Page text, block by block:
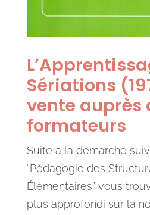
Sériations
vente auprès
formateurs
Suite à la démarche
“Pédagogie des
Élémentaires” vous
plus approfondi sur la